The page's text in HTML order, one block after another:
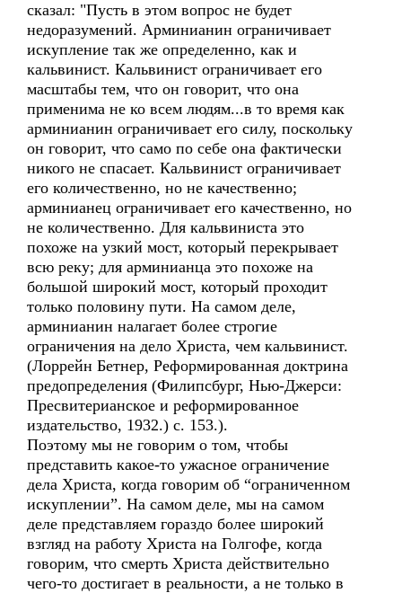
сказал: "Пусть в этом вопрос не будет
недоразумений. Арминианин ограничивает
искупление так же определенно, как и
кальвинист. Кальвинист ограничивает его
масштабы тем, что он говорит, что она
применима не ко всем людям...в то время как
арминианин ограничивает его силу, поскольку
он говорит, что само по себе она фактически
никого не спасает. Кальвинист ограничивает
его количественно, но не качественно;
арминианец ограничивает его качественно, но
не количественно. Для кальвиниста это
похоже на узкий мост, который перекрывает
всю реку; для арминианца это похоже на
большой широкий мост, который проходит
только половину пути. На самом деле,
арминианин налагает более строгие
ограничения на дело Христа, чем кальвинист.
(Лоррейн Бетнер, Реформированная доктрина
предопределения (Филипсбург, Нью-Джерси:
Пресвитерианское и реформированное
издательство, 1932.) с. 153.).
Поэтому мы не говорим о том, чтобы
представить какое-то ужасное ограничение
дела Христа, когда говорим об “ограниченном
искуплении”. На самом деле, мы на самом
деле представляем гораздо более широкий
взгляд на работу Христа на Голгофе, когда
говорим, что смерть Христа действительно
чего-то достигает в реальности, а не только в